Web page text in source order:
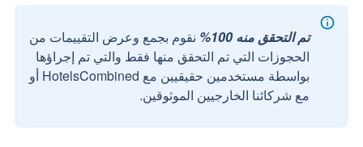
تم التحقق منه 100%
نقوم بجمع وعرض التقييمات من
الحجوزات التي تم التحقق منها فقط والتي تم إجراؤها
بواسطة مستخدمين حقيقيين مع HotelsCombined أو
مع شركائنا الخارجيين الموثوقين.